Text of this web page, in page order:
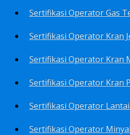
Sertifikasi Operator Gas
Sertifikasi Operator